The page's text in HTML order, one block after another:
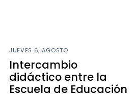
JUEVES 6, AGOSTO
Intercambio
didáctico entre la
Escuela de Educación